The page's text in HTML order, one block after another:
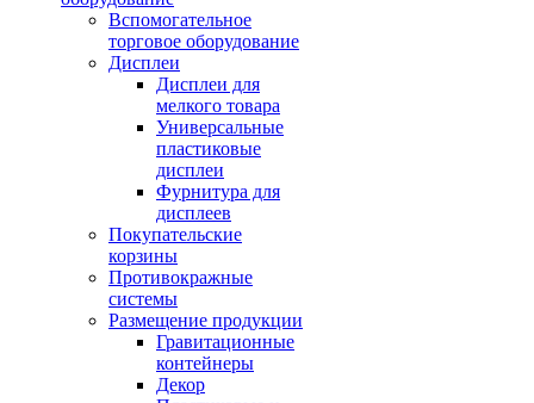
Вспомогательное
торговое оборудование
Дисплеи
Дисплеи для
мелкого товара
Универсальные
пластиковые
дисплеи
Фурнитура для
дисплеев
Покупательские
корзины
Противокражные
системы
Размещение продукции
Гравитационные
контейнеры
Декор